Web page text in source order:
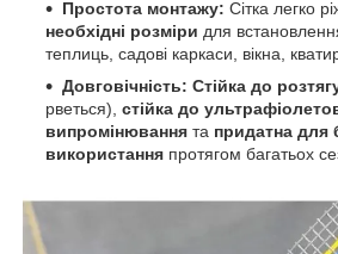
Простота монтажу: Сітка легко
необхідні розміри для
теплиць, садові каркаси, вікна,
Довговічність: Стійка до
рветься), стійка до
випромінювання та придатна для
використання протягом багатьох